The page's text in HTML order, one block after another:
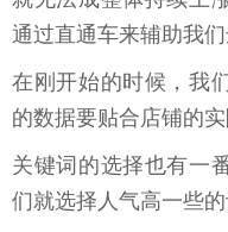
通过直通车来辅助我
在刚开始的时候，我
的数据要贴合店铺的实
关键词的选择也有一
们就选择人气高一些的